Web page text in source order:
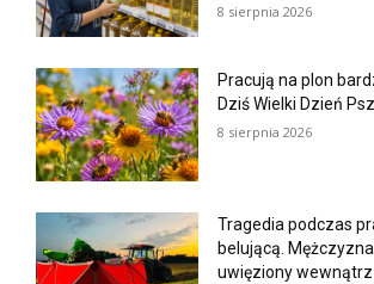
8 sierpnia 2026
Pracują na plon
Dziś Wielki Dzień
8 sierpnia 2026
Tragedia podczas
belującą.
uwięziony